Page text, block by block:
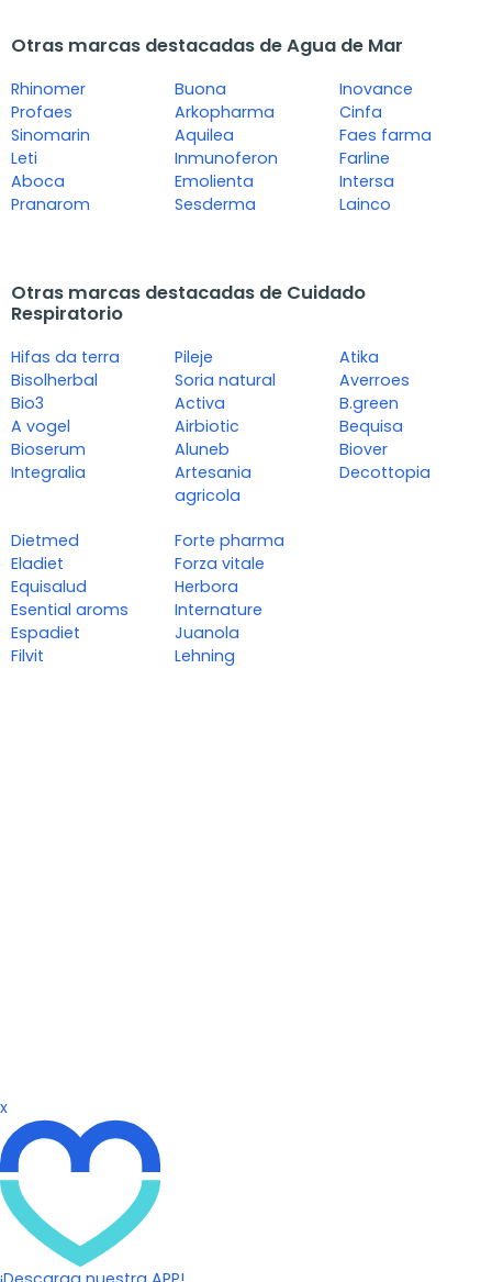
Otras marcas destacadas de Agua de Mar
Rhinomer
Profaes
Sinomarin
Leti
Aboca
Pranarom
Buona
Arkopharma
Aquilea
Inmunoferon
Emolienta
Sesderma
Inovance
Cinfa
Faes farma
Farline
Intersa
Lainco
Otras marcas destacadas de Cuidado
Respiratorio
Hifas da terra
Bisolherbal
Bio3
A vogel
Bioserum
Integralia
Pileje
Soria natural
Activa
Airbiotic
Aluneb
Artesania
agricola
Atika
Averroes
B.green
Bequisa
Biover
Decottopia
Dietmed
Eladiet
Equisalud
Esential aroms
Espadiet
Filvit
Forte pharma
Forza vitale
Herbora
Internature
Juanola
Lehning
x